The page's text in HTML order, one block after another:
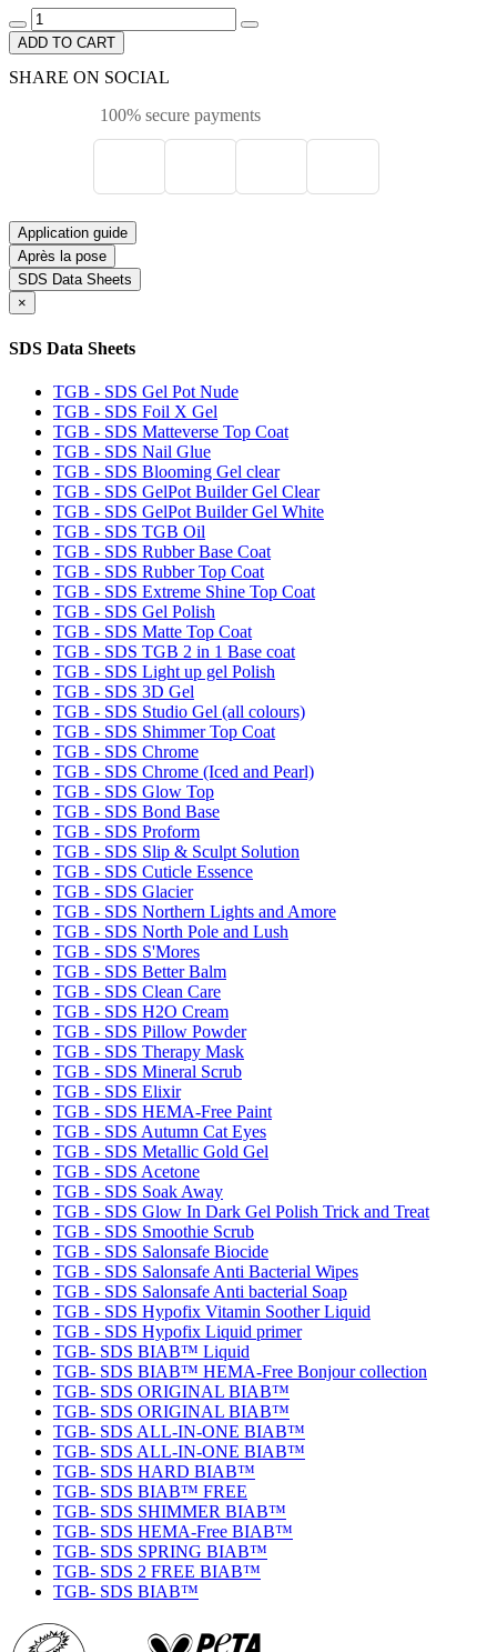
ADD TO CART
SHARE ON SOCIAL
100% secure payments
Application guide
Après la pose
SDS Data Sheets
×
SDS Data Sheets
TGB - SDS Gel Pot Nude
TGB - SDS Foil X Gel
TGB - SDS Matteverse Top Coat
TGB - SDS Nail Glue
TGB - SDS Blooming Gel clear
TGB - SDS GelPot Builder Gel Clear
TGB - SDS GelPot Builder Gel White
TGB - SDS TGB Oil
TGB - SDS Rubber Base Coat
TGB - SDS Rubber Top Coat
TGB - SDS Extreme Shine Top Coat
TGB - SDS Gel Polish
TGB - SDS Matte Top Coat
TGB - SDS TGB 2 in 1 Base coat
TGB - SDS Light up gel Polish
TGB - SDS 3D Gel
TGB - SDS Studio Gel (all colours)
TGB - SDS Shimmer Top Coat
TGB - SDS Chrome
TGB - SDS Chrome (Iced and Pearl)
TGB - SDS Glow Top
TGB - SDS Bond Base
TGB - SDS Proform
TGB - SDS Slip & Sculpt Solution
TGB - SDS Cuticle Essence
TGB - SDS Glacier
TGB - SDS Northern Lights and Amore
TGB - SDS North Pole and Lush
TGB - SDS S'Mores
TGB - SDS Better Balm
TGB - SDS Clean Care
TGB - SDS H2O Cream
TGB - SDS Pillow Powder
TGB - SDS Therapy Mask
TGB - SDS Mineral Scrub
TGB - SDS Elixir
TGB - SDS HEMA-Free Paint
TGB - SDS Autumn Cat Eyes
TGB - SDS Metallic Gold Gel
TGB - SDS Acetone
TGB - SDS Soak Away
TGB - SDS Glow In Dark Gel Polish Trick and Treat
TGB - SDS Smoothie Scrub
TGB - SDS Salonsafe Biocide
TGB - SDS Salonsafe Anti Bacterial Wipes
TGB - SDS Salonsafe Anti bacterial Soap
TGB - SDS Hypofix Vitamin Soother Liquid
TGB - SDS Hypofix Liquid primer
TGB- SDS BIAB™ Liquid
TGB- SDS BIAB™ HEMA-Free Bonjour collection
TGB- SDS ORIGINAL BIAB™
TGB- SDS ORIGINAL BIAB™
TGB- SDS ALL-IN-ONE BIAB™
TGB- SDS ALL-IN-ONE BIAB™
TGB- SDS HARD BIAB™
TGB- SDS BIAB™ FREE
TGB- SDS SHIMMER BIAB™
TGB- SDS HEMA-Free BIAB™
TGB- SDS SPRING BIAB™
TGB- SDS 2 FREE BIAB™
TGB- SDS BIAB™